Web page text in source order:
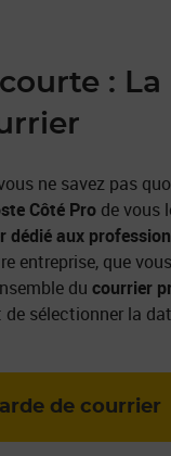
: La
ne savez pas
Côté Prode vous
dédié aux
entreprise, que
du courrier
sélectionner la
de courrier